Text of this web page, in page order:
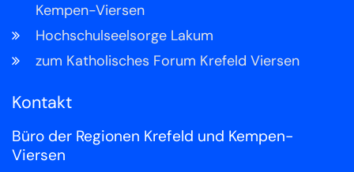
Kempen-Viersen
Hochschulseelsorge Lakum
zum Katholisches Forum Krefeld Viersen
Kontakt
Büro der Regionen Krefeld und Kempen-
Viersen